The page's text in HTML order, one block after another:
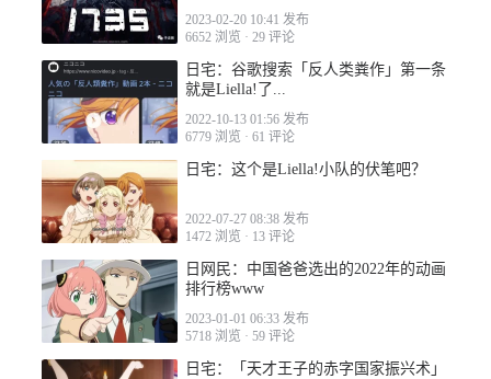
2023-04-04 10:35
2023-02-20 10:41 发布
6652 浏览 · 29 评论
日宅：谷歌搜索「反人类粪作」第一条
就是Liella!了...
2022-10-13 01:56 发布
6779 浏览 · 61 评论
日宅：这个是Liella!小队的伏笔吧？
2022-07-27 08:38 发布
1472 浏览 · 13 评论
日网民：中国爸爸选出的2022年的动画
排行榜www
2023-01-01 06:33 发布
5718 浏览 · 59 评论
日宅：「天才王子的赤字国家振兴术」